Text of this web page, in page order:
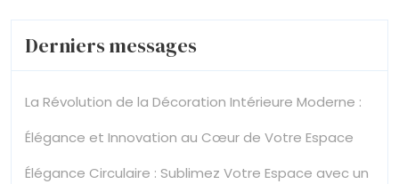
Derniers messages
La Révolution de la Décoration Intérieure Moderne :
Élégance et Innovation au Cœur de Votre Espace
Élégance Circulaire : Sublimez Votre Espace avec un